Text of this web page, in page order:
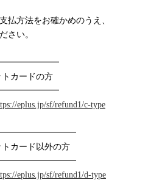
払方法をお確かめのうえ、
さい。
カードの方
eplus.jp/sf/refund1/c-type
カード以外の方
eplus.jp/sf/refund1/d-type